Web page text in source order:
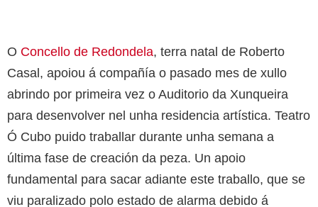
O Concello de Redondela, terra natal de Roberto
Casal, apoiou á compañía o pasado mes de xullo
abrindo por primeira vez o Auditorio da Xunqueira
para desenvolver nel unha residencia artística. Teatro
Ó Cubo puido traballar durante unha semana a
última fase de creación da peza. Un apoio
fundamental para sacar adiante este traballo, que se
viu paralizado polo estado de alarma debido á